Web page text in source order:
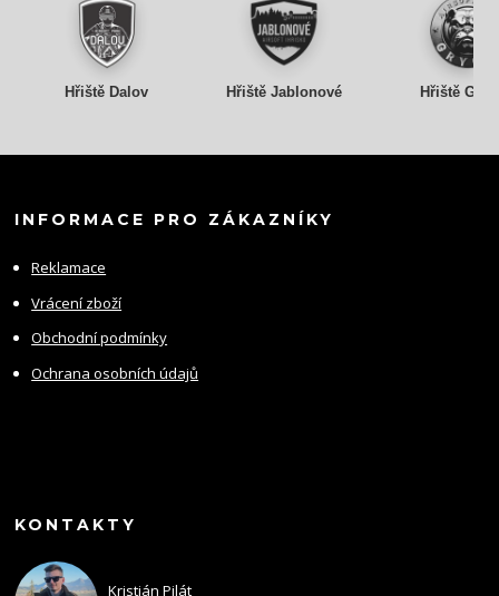
Hřiště Dalov Hřiště Jablonové Hřiště
INFORMACE PRO ZÁKAZNÍKY
Reklamace
Vrácení zboží
Obchodní podmínky
Ochrana osobních údajů
KONTAKTY
Kristián Pilát